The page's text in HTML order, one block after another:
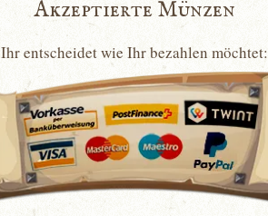
Akzeptierte Münzen
Ihr entscheidet wie Ihr bezahlen möchtet: